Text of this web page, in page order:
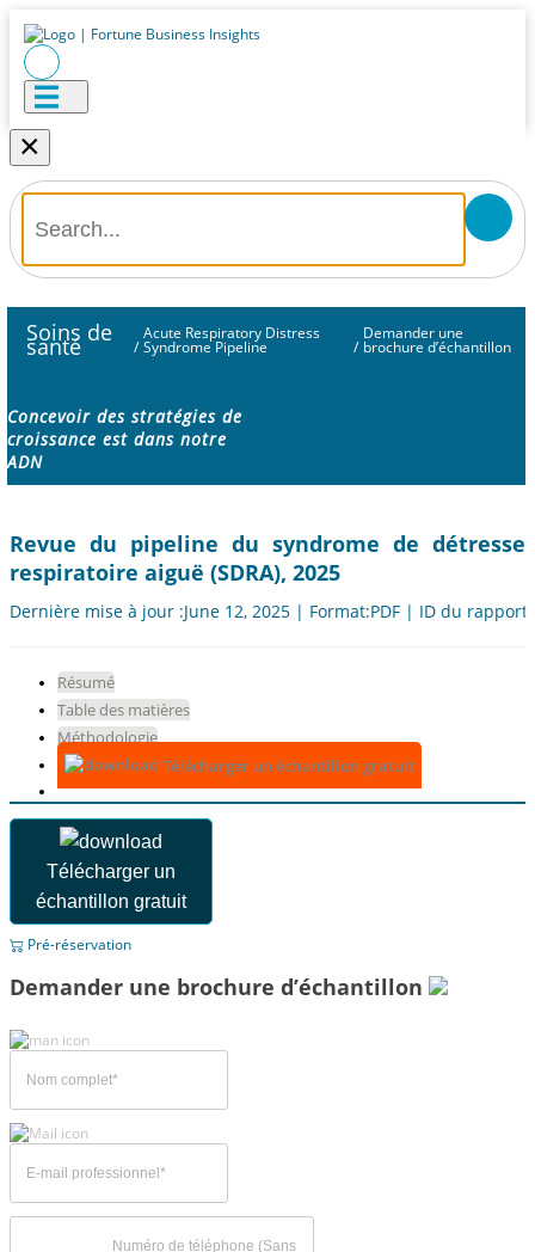
×
Soins de
santé /
Acute Respiratory Distress
Syndrome Pipeline /
Demander une
brochure d’échantillon
Concevoir des stratégies de
croissance est dans notre
ADN
Revue du pipeline du syndrome de détresse
respiratoire aiguë (SDRA), 2025
Dernière mise à jour :June 12, 2025 | Format:PDF | ID du
Résumé
Table des matières
Méthodologie
Télécharger un échantillon gratuit
Télécharger un
échantillon gratuit
Pré-réservation
Demander une brochure d’échantillon